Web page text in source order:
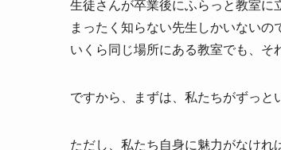
生徒さんが卒業後にふらっと教室に
まったく知らない先生しかいないの
いくら同じ場所にある教室でも、そ
ですから、まずは、私たちがずっと
ただし、私たち自身に魅力がなけれ